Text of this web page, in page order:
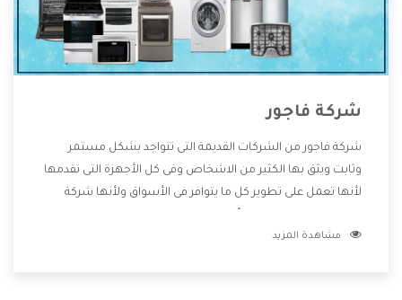
شركة فاجور
شركة فاجور من الشركات القديمة التى تتواجد بشكل مستمر
وثابت ويثق بها الكثير من الاشخاص وفى كل الأجهزة التى تقدمها
لأنها تعمل على تطوير كل ما يتوافر فى الأسواق ولأنها شركة
وتقدم للعملاء أقوى العروض والخصومات التى تسهل على
مشاهدة المزيد